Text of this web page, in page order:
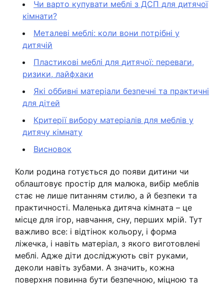
Чи варто купувати меблі з ДСП для дитячої
кімнати?
Металеві меблі: коли вони потрібні у
дитячій
Пластикові меблі для дитячої: переваги,
ризики, лайфхаки
Які оббивні матеріали безпечні та практичні
для дітей
Критерії вибору матеріалів для меблів у
дитячу кімнату
Висновок
Коли родина готується до появи дитини чи
облаштовує простір для малюка, вибір меблів
стає не лише питанням стилю, а й безпеки та
практичності. Маленька дитяча кімната – це
місце для ігор, навчання, сну, перших мрій. Тут
важливо все: і відтінок кольору, і форма
ліжечка, і навіть матеріал, з якого виготовлені
меблі. Адже діти досліджують світ руками,
деколи навіть зубами. А значить, кожна
поверхня повинна бути безпечною, міцною та